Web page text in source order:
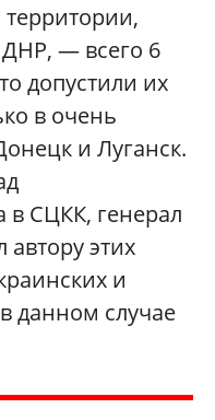
территории,
— всего 6
допустили их
в очень
и Луганск.
в СЦКК, генерал
этих
и
данном случае